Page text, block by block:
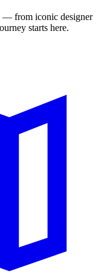
— from iconic designer
starts here.